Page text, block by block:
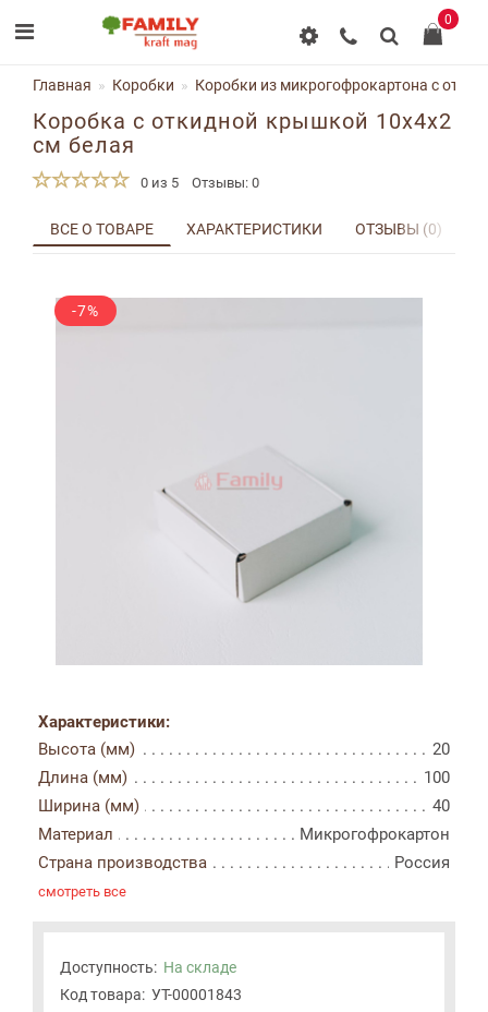
0
Главная Коробки Коробки из микрогофрокартона с
Коробка с откидной крышкой 10х4х2
см белая
0 из 5 Отзывы: 0
ВСЕ О ТОВАРЕ ХАРАКТЕРИСТИКИ ОТЗЫВЫ (0)
-7%
Характеристики:
Высота (мм)
20
Длина (мм)
100
Ширина (мм)
40
Материал
Микрогофрокартон
Страна производства
Россия
смотреть все
Доступность: На складе
Код товара: УТ-00001843